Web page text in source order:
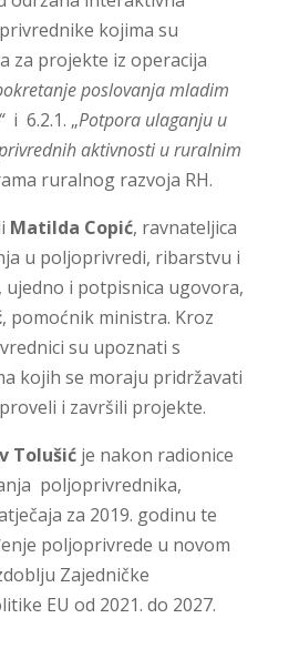
kojima su
za projekte iz operacija
poslovanja mladim
i 6.2.1. „Potpora ulaganju u
aktivnosti u ruralnim
ruralnog razvoja RH.
Matilda Copić, ravnateljica
u poljoprivredi, ribarstvu i
i potpisnica ugovora,
, pomoćnik ministra. Kroz
su upoznati s
kojih se moraju pridržavati
i završili projekte.
Tolušićje nakon radionice
poljoprivrednika,
za 2019. godinu te
poljoprivrede u novom
Zajedničke
EU od 2021. do 2027.